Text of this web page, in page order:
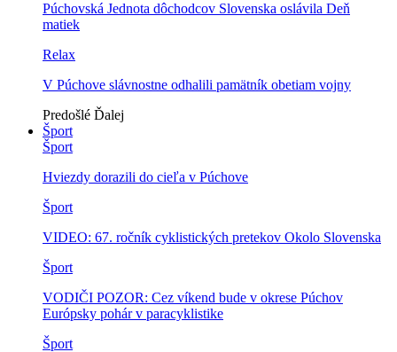
Púchovská Jednota dôchodcov Slovenska oslávila Deň
matiek
Relax
V Púchove slávnostne odhalili pamätník obetiam vojny
Predošlé Ďalej
Šport
Šport
Hviezdy dorazili do cieľa v Púchove
Šport
VIDEO: 67. ročník cyklistických pretekov Okolo Slovenska
Šport
VODIČI POZOR: Cez víkend bude v okrese Púchov
Európsky pohár v paracyklistike
Šport